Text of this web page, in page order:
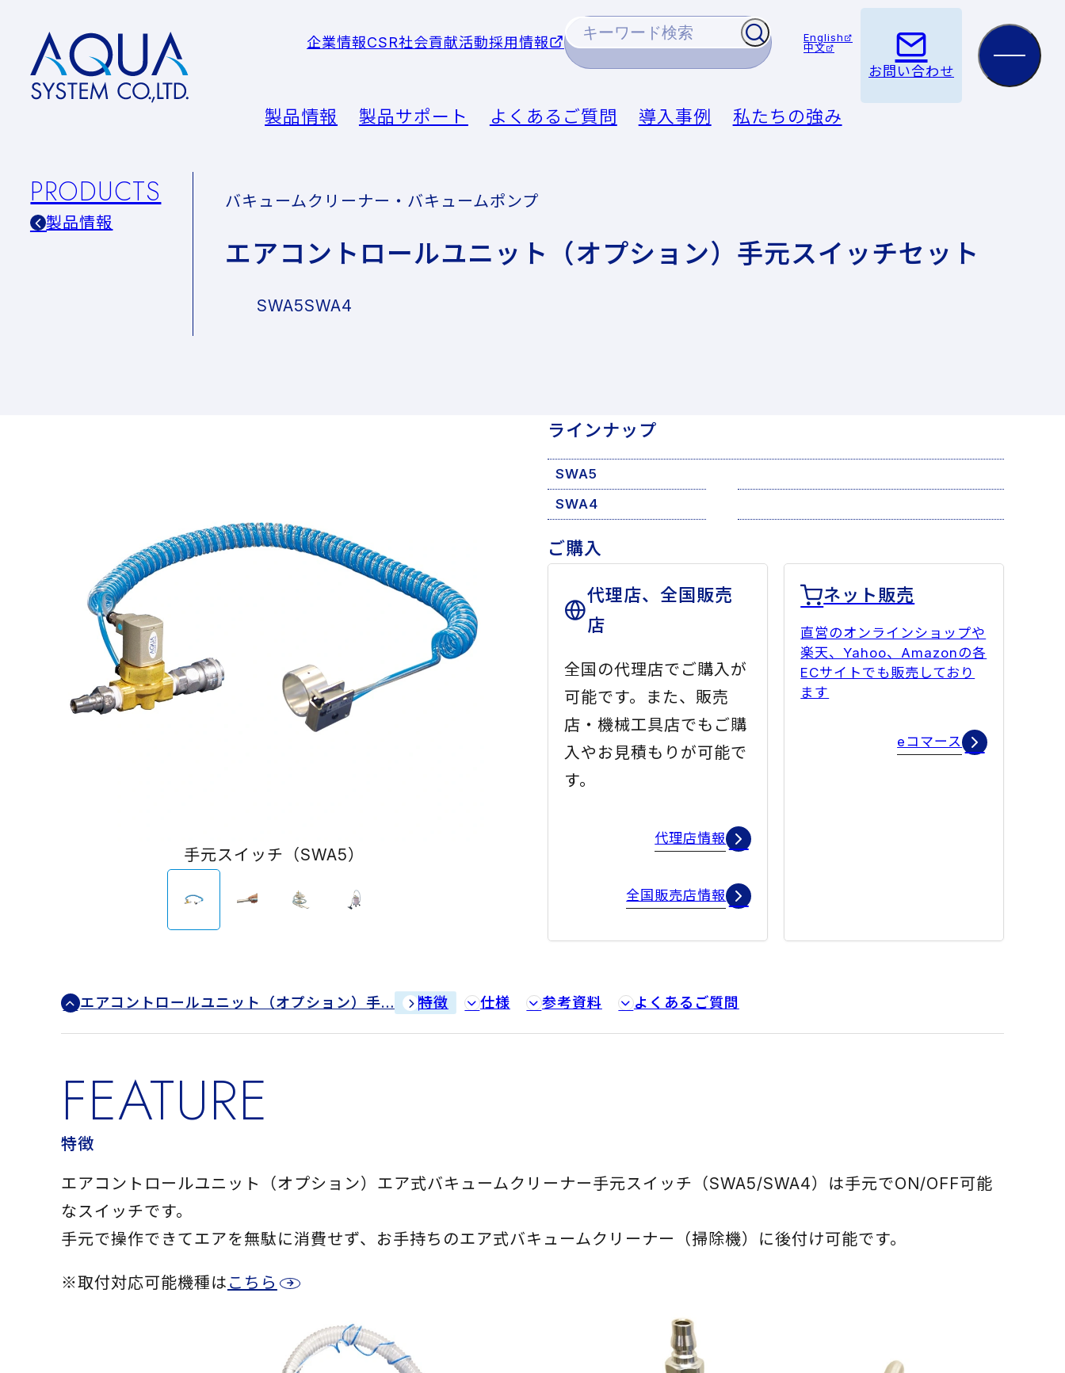
System
CO.LTD
企業情報CSR社会貢献活動採用情報
English
中文
製品情報 製品サポート よくあるご質問 導入事例 私たちの強み
お問い合わせ
PRODUCTS
製品情報
バキュームクリーナー・バキュームポンプ
エアコントロールユニット（オプション）手元スイッチセット
SWA5SWA4
手元スイッチ（SWA5）
ラインナップ
SWA5
SWA4
ご購入
代理店、全国販売
店
全国の代理店でご購入が
可能です。また、販売
店・機械工具店でもご購
入やお見積もりが可能で
す。
代理店情報
全国販売店情報
ネット販売
直営のオンラインショップや
楽天、Yahoo、Amazonの各
ECサイトでも販売しており
ます
eコマース
エアコントロールユニット（オプション）手… 特徴 仕様 参考資料 よくあるご質問
FEATURE
特徴
エアコントロールユニット（オプション）エア式バキュームクリーナー手元スイッチ（SWA5/SWA4）は手元でON/OFF可能
なスイッチです。
手元で操作できてエアを無駄に消費せず、お手持ちのエア式バキュームクリーナー（掃除機）に後付け可能です。
※取付対応可能機種は こちら